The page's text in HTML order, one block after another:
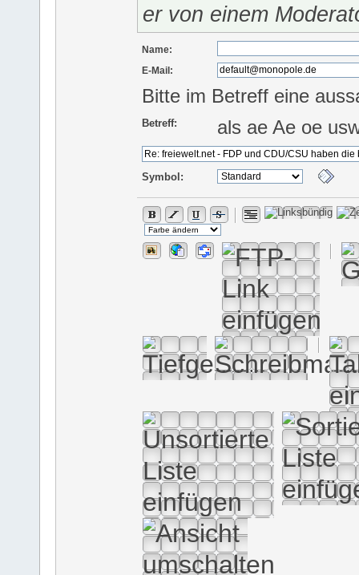
er von einem
Name:
E-Mail:
Bitte im Betreff eine
als ae Ae oe
Betreff:
Symbol: